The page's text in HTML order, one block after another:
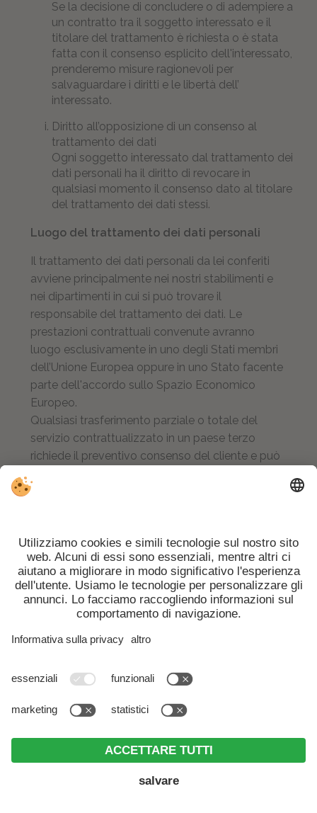
Se la decisione di concludere o di adempiere a
un contratto tra il soggetto interessato e il
titolare del trattamento è richiesta o è stata
fatta con il consenso esplicito dell'interessato,
prenderemo misure ragionevoli per
salvaguardare i diritti e le libertà dell’
interessato.
Diritto all’opposizione di un consenso al
trattamento dei dati
Ogni soggetto interessato dal trattamento dei
dati personali ha il diritto di revocare in
qualsiasi momento il consenso dato al titolare
del trattamento dei dati stessi.
Luogo del trattamento dei dati personali
Il trattamento dei dati personali da lei conferiti
avviene principalmente nei nostri stabilimenti e
nei dipartimenti in cui si può trovare il
responsabile del trattamento dei dati. Le
prestazioni contrattuali convenute avranno
luogo esclusivamente in uno degli Stati membri
dell’Unione Europea oppure in uno Stato facente
parte dell'accordo sullo Spazio Economico
Europeo.
Qualsiasi trasferimento parziale o totale del
servizio contrattualizzato in un paese terzo
richiede il preventivo consenso del cliente e può
speciali di garanzia e sicurezza dei dati di cui agli
clausole di protezione dei dati standard dell'UE,
codici di condotta approvati).
Per ulteriori informazioni si prega di contattarci
agli indirizzi indicati nella sezione "Editoria".
Voglia di vacanza?